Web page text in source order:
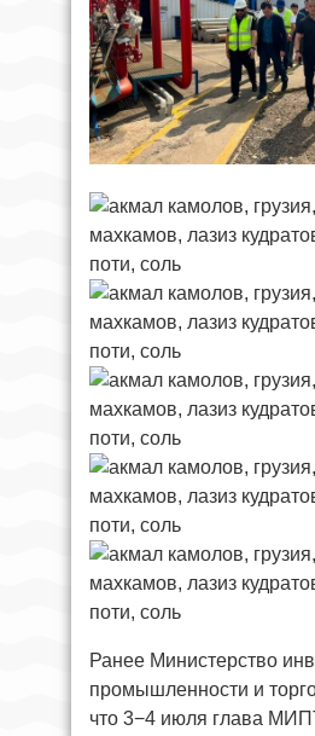
Ранее Министерство
промышленности и
что 3−4 июля глава